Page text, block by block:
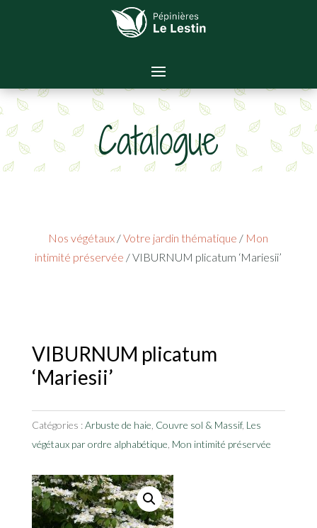
Catalogue
Nos végétaux /Votre jardin thématique / Mon
intimité préservée / VIBURNUM plicatum ‘Mariesii’
VIBURNUM plicatum
‘Mariesii’
Catégories :Arbuste de haie Couvre sol & Massif, Les
végétaux par ordre alphabétique Mon intimité préservée